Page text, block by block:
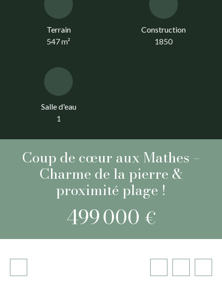
Terrain
547m²
Construction
1850
Salle d'eau
1
Coup de cœur aux Mathes –
Charme de la pierre &
proximité plage !
499 000 €